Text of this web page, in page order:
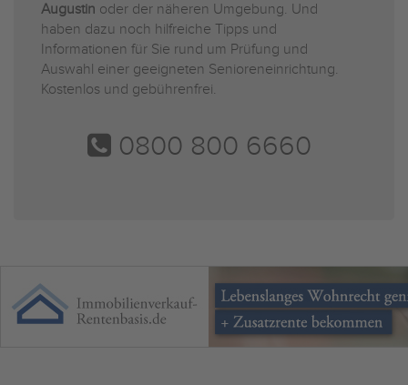
Augustin oder der näheren Umgebung. Und
haben dazu noch hilfreiche Tipps und
Informationen für Sie rund um Prüfung und
Auswahl einer geeigneten Senioreneinrichtung.
Kostenlos und gebührenfrei.
0800 800 6660